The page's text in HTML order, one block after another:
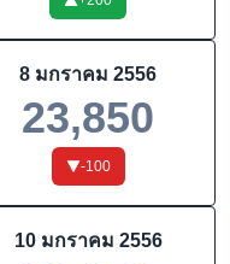
8 มกราคม 2556
23,850
-100
10 มกราคม 2556